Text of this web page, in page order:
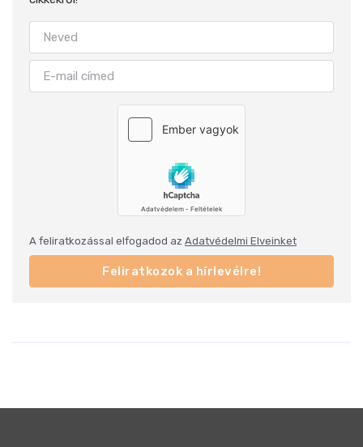
A feliratkozással elfogadod az Adatvédelmi Elveinket
Feliratkozok a hírlevélre!